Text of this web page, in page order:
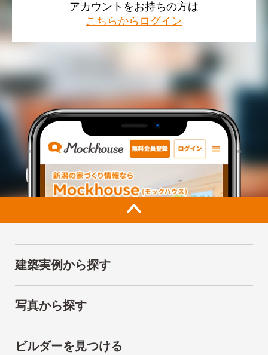
アカウントをお持ちの方は
こちらからログイン
建築実例から探す
写真から探す
ビルダーを見つける